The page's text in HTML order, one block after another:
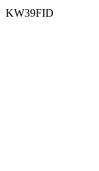
KW39FID